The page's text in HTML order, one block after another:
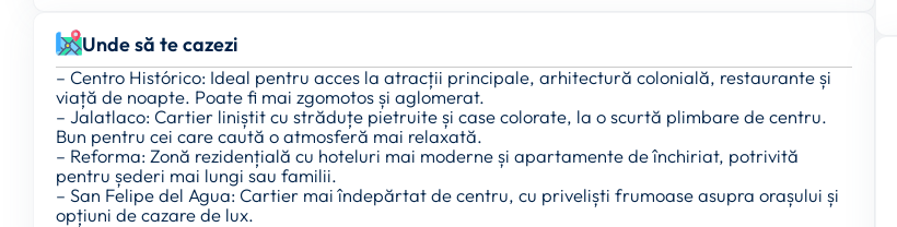
Unde să te cazezi
– Centro Histórico: Ideal pentru acces la atracții principale, arhitectură colonială, restaurante și
viață de noapte. Poate fi mai zgomotos și aglomerat.
– Jalatlaco: Cartier liniștit cu străduțe pietruite și case colorate, la o scurtă plimbare de centru.
Bun pentru cei care caută o atmosferă mai relaxată.
– Reforma: Zonă rezidențială cu hoteluri mai moderne și apartamente de închiriat, potrivită
pentru șederi mai lungi sau familii.
– San Felipe del Agua: Cartier mai îndepărtat de centru, cu priveliști frumoase asupra orașului și
opțiuni de cazare de lux.